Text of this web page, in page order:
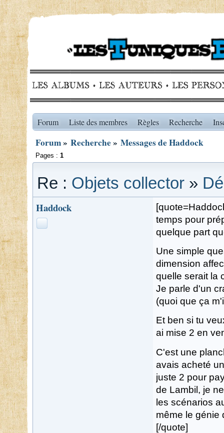
Forum Liste des membres Règles Recherche
Forum» Recherche» Messages de Haddock
Pages : 1
Re : Objets collector »
Haddock
temps pour
quelque part
Une simple
dimension
quelle serait la
Je parle d'un
(quoi que ça
Et ben si tu
ai mise 2 en
C'est une
avais acheté
juste 2 pour
de Lambil, je
les scénarios
même le génie
[/quote]